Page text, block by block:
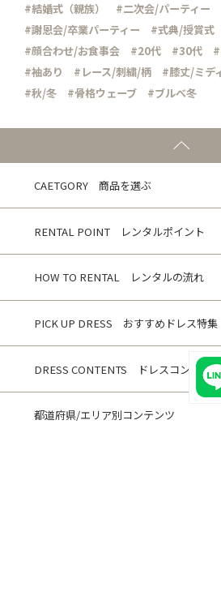
#結婚式（親族）
#二次会/パーティー
#謝恩会/卒業パーティー
#式典/授賞式
#顔合わせ/お食事会
#20代 #30代
#袖あり
#レース/刺繍/柄 #膝丈/ミデ
#秋/冬
#骨格ウェーブ #ブルべ冬
CAETGORY 商品を選ぶ
RENTAL POINT レンタルポイント
HOW TO RENTAL レンタルの流れ
PICK UP DRESS おすすめドレス特集
DRESS CONTENTS ドレスコンテン
都道府県/エリア別コンテンツ